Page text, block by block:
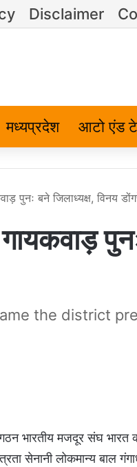
Disclaimer
मध्यप्रदेश आटो एंड
पुनः बने जिलाध्यक्ष, विनय
the district
भारतीय मजदूर संघ
सेनानी लोकमान्य